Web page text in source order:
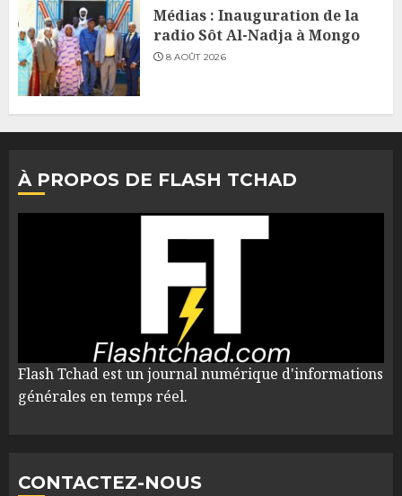
Médias : Inauguration de la
radio Sôt Al-Nadja à Mongo
8 AOÛT 2026
À PROPOS DE FLASH TCHAD
Flash Tchad est un journal numérique d'informations
générales en temps réel.
CONTACTEZ-NOUS